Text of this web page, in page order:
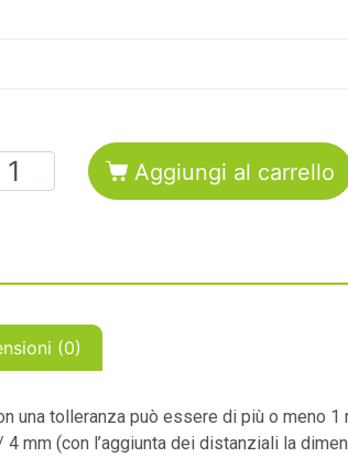
Aggiungi al carrello
(0)
una tolleranza può essere di più o meno
mm (con l’aggiunta dei distanziali la